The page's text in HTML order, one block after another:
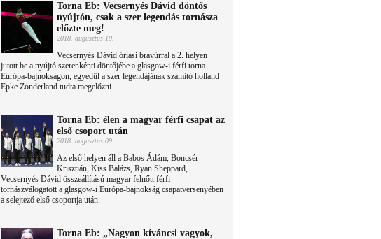
Torna Eb: Vecsernyés Dávid döntős
nyújtón, csak a szer legendás tornásza
előzte meg!
2018. augusztus 10.
Vecsernyés Dávid óriási bravúrral a 2. helyen
jutott be a nyújtó szerenkénti döntőjébe a glasgow-i férfi torna
Európa-bajnokságon, egyedül a szer legendájának számító holland
Epke Zonderland tudta megelőzni.
Torna Eb: élen a magyar férfi csapat az
első csoport után
2018. augusztus 09.
Az első helyen áll a Babos Ádám, Boncsér
Krisztián, Kiss Balázs, Ryan Sheppard,
Vecsernyés Dávid összeállítású magyar felnőtt férfi
tornászválogatott a glasgow-i Európa-bajnokság csapatversenyében
a selejtező első csoportja után.
Torna Eb: „Nagyon kíváncsi vagyok,